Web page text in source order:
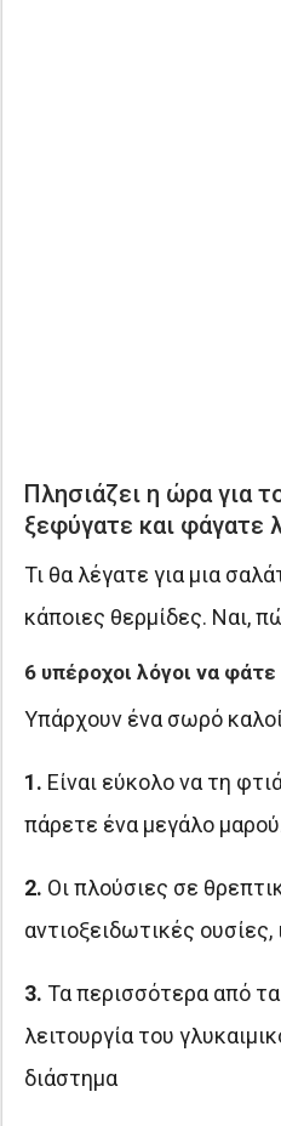
Πλησιάζει η ώρα για
ξεφύγατε και φάγατε
Τι θα λέγατε για μια
κάποιες θερμίδες. Ναι,
6 υπέροχοι λόγοι να
Υπάρχουν ένα σωρό
1. Είναι εύκολο να τη
πάρετε ένα μεγάλο
2. Οι πλούσιες σε
αντιοξειδωτικές
3. Τα περισσότερα από
λειτουργία του
διάστημα